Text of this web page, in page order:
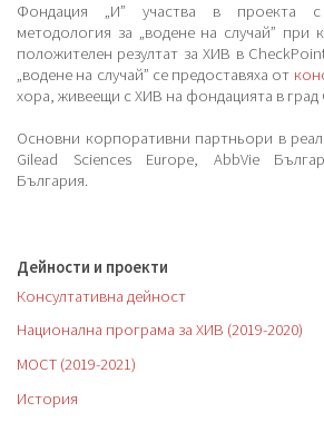
Дейности и проекти
Консултативна дейност
Национална програма за ХИВ (2019-2020)
МОСТ (2019-2021)
История
Фондация „И” участва в проекта с
методология за „водене на случай” при
положителен резултат за ХИВ в
„водене на случай” се предоставяха от
хора, живеещи с ХИВ на фондацията в
Основни корпоративни партньори в
Gilead Sciences Europe, AbbVie
България.